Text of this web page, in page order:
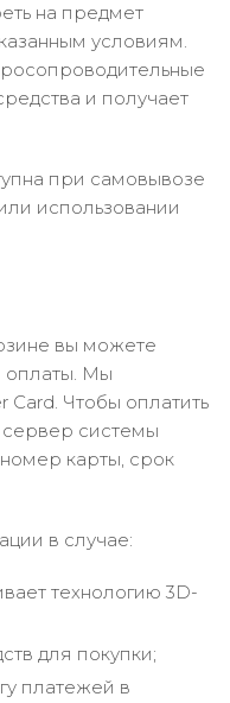
на предмет
условиям.
и получает
при самовывозе
использовании
вы можете
оплаты. Мы
Чтобы оплатить
сервер системы
карты, срок
в случае:
технологию 3D-
для покупки;
платежей в